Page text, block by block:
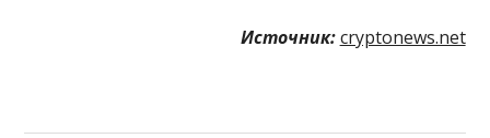
Источник: cryptonews.net